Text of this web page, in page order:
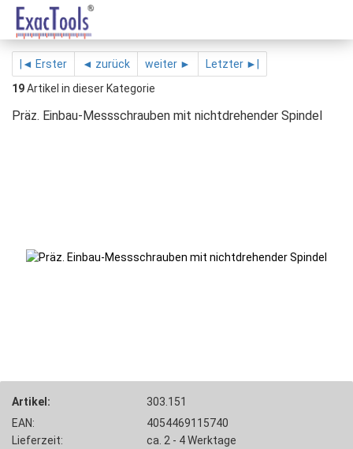
|◄ Erster ◄ zurück weiter ►
Letzter ►|
19Artikel in dieser Kategorie
Präz. Einbau-Messschrauben mit nichtdrehender Spindel
Artikel:
303.151
EAN:
4054469115740
Lieferzeit:
ca. 2 - 4 Werktage